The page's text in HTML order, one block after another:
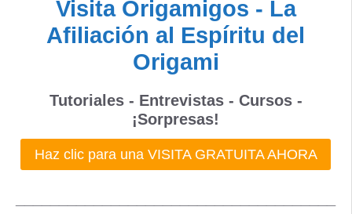
Visita Origamigos - La
Afiliación al Espíritu del
Origami
Tutoriales - Entrevistas - Cursos -
¡Sorpresas!
Haz clic para una VISITA GRATUITA AHORA